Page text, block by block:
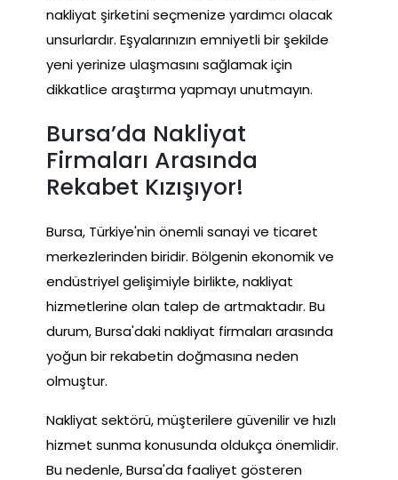
nakliyat şirketini seçmenize yardımcı olacak
unsurlardır. Eşyalarınızın emniyetli bir şekilde
yeni yerinize ulaşmasını sağlamak için
dikkatlice araştırma yapmayı unutmayın.
Bursa’da Nakliyat
Firmaları Arasında
Rekabet Kızışıyor!
Bursa, Türkiye'nin önemli sanayi ve ticaret
merkezlerinden biridir. Bölgenin ekonomik ve
endüstriyel gelişimiyle birlikte, nakliyat
hizmetlerine olan talep de artmaktadır. Bu
durum, Bursa'daki nakliyat firmaları arasında
yoğun bir rekabetin doğmasına neden
olmuştur.
Nakliyat sektörü, müşterilere güvenilir ve hızlı
hizmet sunma konusunda oldukça önemlidir.
Bu nedenle, Bursa'da faaliyet gösteren